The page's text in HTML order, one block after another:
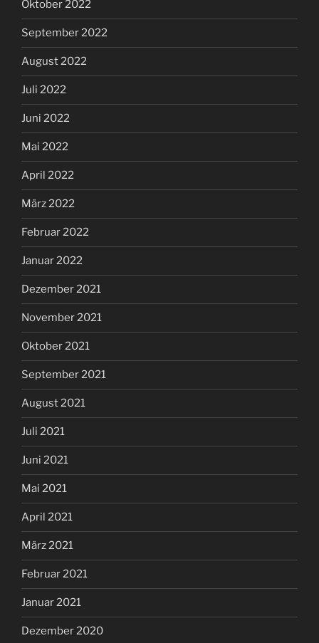
Oktober 2022
September 2022
August 2022
Juli 2022
Juni 2022
Mai 2022
April 2022
März 2022
Februar 2022
Januar 2022
Dezember 2021
November 2021
Oktober 2021
September 2021
August 2021
Juli 2021
Juni 2021
Mai 2021
April 2021
März 2021
Februar 2021
Januar 2021
Dezember 2020